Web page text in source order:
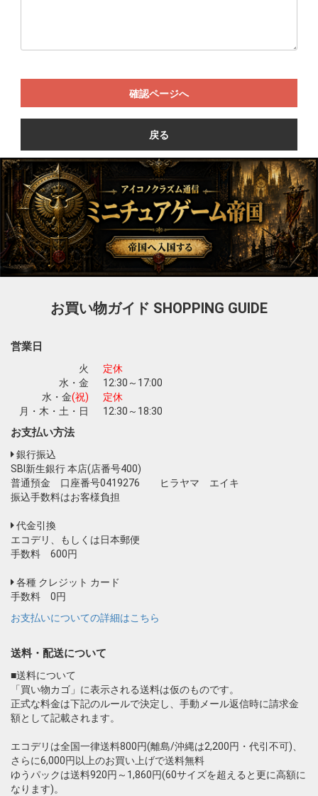
確認ページへ
戻る
お買い物ガイド SHOPPING GUIDE
営業日
火
定休
水・金
12:30～17:00
水・金(祝)
定休
月・木・土・日
12:30～18:30
お支払い方法
銀行振込
SBI新生銀行 本店(店番号400)
普通預金 口座番号0419276 ヒラヤマ エイキ
振込手数料はお客様負担
代金引換
エコデリ、もしくは日本郵便
手数料 600円
各種 クレジット カード
手数料 0円
お支払いについての詳細はこちら
送料・配送について
■送料について
「買い物カゴ」に表示される送料は仮のものです。
正式な料金は下記のルールで決定し、手動メール返信時に請求金
額として記載されます。
エコデリは全国一律送料800円(離島/沖縄は2,200円・代引不可)、
さらに6,000円以上のお買い上げで送料無料
ゆうパックは送料920円～1,860円(60サイズを超えると更に高額に
なります)。